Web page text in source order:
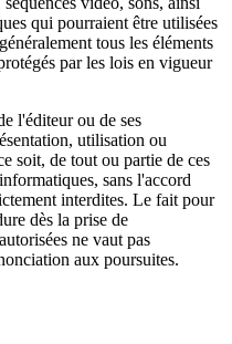
qui pourraient être utilisées
tous les éléments
par les lois en vigueur
l'éditeur ou de ses
utilisation ou
soit, de tout ou partie de ces
sans l'accord
interdites. Le fait pour
dès la prise de
ne vaut pas
aux poursuites.